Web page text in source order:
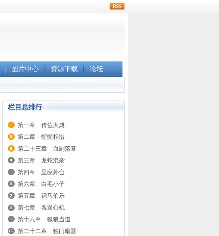
图片中心 资源下载 论坛
栏目总排行
第一章 传位大典
第二章 惺惺相惜
第二十三章 血剧落幕
第三章 龙蛇混杂
第四章 里应外合
第六章 白毛小子
第五章 识马伯乐
第七章 各逞心机
第十六章 狐狼当道
第二十二章 独门暗器